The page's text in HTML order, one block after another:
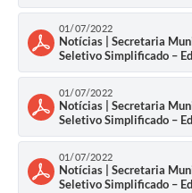
01/07/2022
Notícias | Secretaria
Seletivo Simplificado –
01/07/2022
Notícias | Secretaria
Seletivo Simplificado –
01/07/2022
Notícias | Secretaria
Seletivo Simplificado –